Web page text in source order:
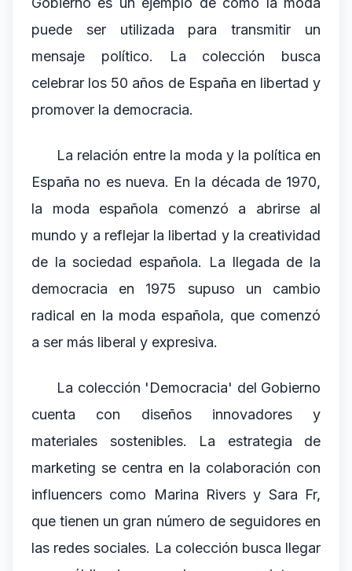
puede ser utilizada para transmitir un
mensaje político. La colección busca
celebrar los 50 años de España en libertad y
promover la democracia.
La relación entre la moda y la política en
España no es nueva. En la década de 1970,
la moda española comenzó a abrirse al
mundo y a reflejar la libertad y la creatividad
de la sociedad española. La llegada de la
democracia en 1975 supuso un cambio
radical en la moda española, que comenzó
a ser más liberal y expresiva.
La colección 'Democracia' del Gobierno
cuenta con diseños innovadores y
materiales sostenibles. La estrategia de
marketing se centra en la colaboración con
influencers como Marina Rivers y Sara Fr,
que tienen un gran número de seguidores en
las redes sociales. La colección busca llegar